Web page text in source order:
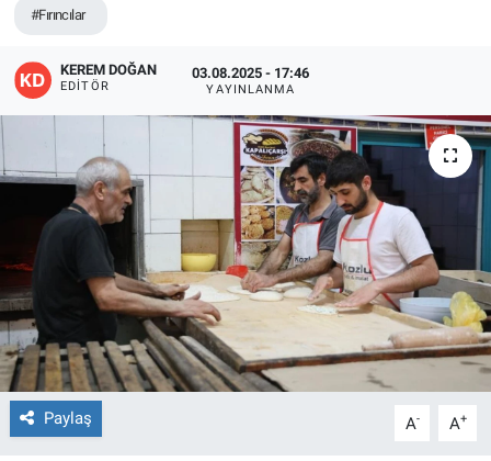
#Fırıncılar
KEREM DOĞAN
EDITÖR
03.08.2025 - 17:46
YAYINLANMA
Paylaş A- A+
EĞİTİM
ÖZEL HABER
POLİTİKA
SAĞLIK
SPOR
TEKNOLOJİ